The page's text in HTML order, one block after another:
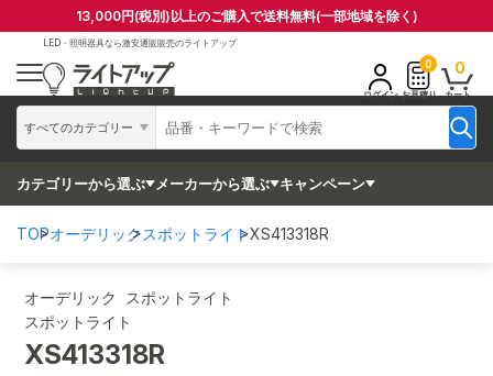
13,000円(税別)以上のご購入で送料無料(一部地域を除く)
LED・照明器具なら激安通販販売のライトアップ
すべてのカテゴリー
ログイン
0
お見積り
0
カート
カテゴリーから選ぶ メーカーから選ぶ キャンペーン
TOPオーデリックスポットライトXS413318R
オーデリック スポットライト
スポットライト
XS413318R